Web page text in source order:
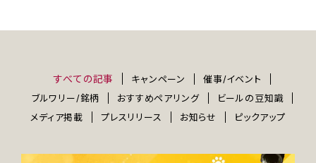
すべての記事 キャンペーン
催事/イベント
ブルワリー/銘柄
おすすめペアリング
ビールの豆知識
メディア掲載
プレスリリース お知らせ ピックアップ